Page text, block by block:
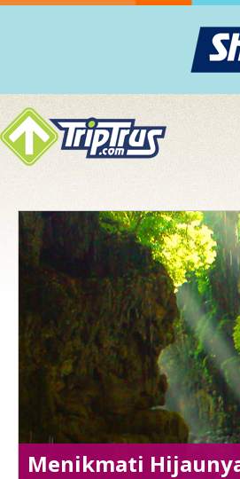
Menikmati